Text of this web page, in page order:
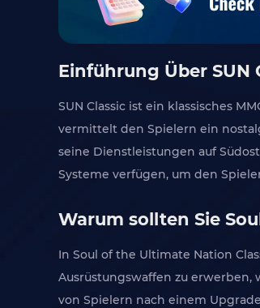
Einführung Über SUN
SUN Classic ist ein klassisches
vermittelt den Spielern ein
seine Dienstleistungen auf
Systeme verfügen, um den
Warum sollten Sie
In Soul of the Ultimate Nation
Ausrüstungswaffen zu erwerben,
von Spielern nach einem